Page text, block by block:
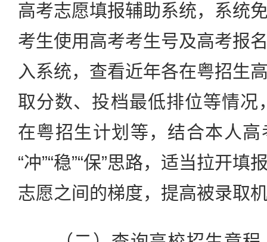
高考志愿填报辅助系统，系统
考生使用高考考生号及高考报
入系统，查看近年各在粤招生
取分数、投档最低排位等情况
在粤招生计划等，结合本人
“冲”“稳”“保”思路，适当拉开
志愿之间的梯度，提高被录取